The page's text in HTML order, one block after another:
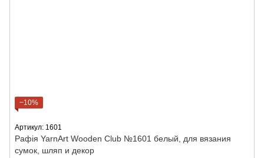
−10%
Артикул: 1601
Рафія YarnArt Wooden Club №1601 белый, для вязания
сумок, шляп и декор